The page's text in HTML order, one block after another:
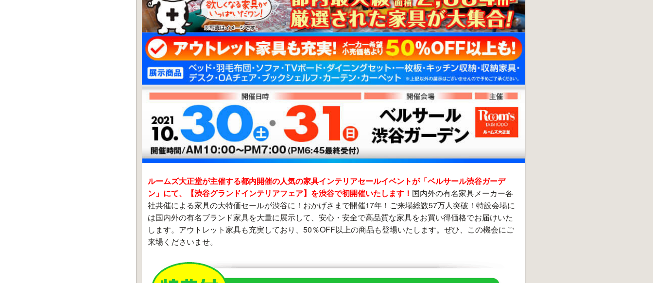
ルームズ大正堂が主催する都内開催の人気の家具インテリアセールイベントが「ベルサール渋谷ガーデ
ン」にて、【渋谷グランドインテリアフェア】を渋谷で初開催いたします！ 国内外の有名家具メーカー各
社共催による家具の大特価セールが渋谷に！おかげさまで開催17年！ご来場総数57万人突破！特設会場に
は国内外の有名ブランド家具を大量に展示して、安心・安全で高品質な家具をお買い得価格でお届けいた
します。アウトレット家具も充実しており、50％OFF以上の商品も登場いたします。ぜひ、この機会にご
来場くださいませ。